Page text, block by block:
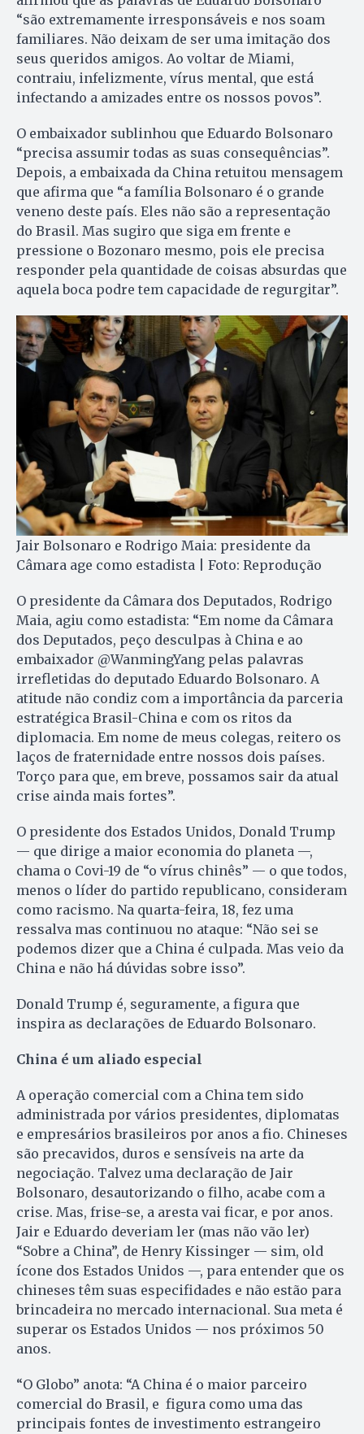
“são extremamente irresponsáveis e nos soam
familiares. Não deixam de ser uma imitação dos
seus queridos amigos. Ao voltar de Miami,
contraiu, infelizmente, vírus mental, que está
infectando a amizades entre os nossos povos”.
O embaixador sublinhou que Eduardo Bolsonaro
“precisa assumir todas as suas consequências”.
Depois, a embaixada da China retuitou mensagem
que afirma que “a família Bolsonaro é o grande
veneno deste país. Eles não são a representação
do Brasil. Mas sugiro que siga em frente e
pressione o Bozonaro mesmo, pois ele precisa
responder pela quantidade de coisas absurdas que
aquela boca podre tem capacidade de regurgitar”.
Jair Bolsonaro e Rodrigo Maia: presidente da
Câmara age como estadista | Foto: Reprodução
O presidente da Câmara dos Deputados, Rodrigo
Maia, agiu como estadista: “Em nome da Câmara
dos Deputados, peço desculpas à China e ao
embaixador @WanmingYang pelas palavras
irrefletidas do deputado Eduardo Bolsonaro. A
atitude não condiz com a importância da parceria
estratégica Brasil-China e com os ritos da
diplomacia. Em nome de meus colegas, reitero os
laços de fraternidade entre nossos dois países.
Torço para que, em breve, possamos sair da atual
crise ainda mais fortes”.
O presidente dos Estados Unidos, Donald Trump
— que dirige a maior economia do planeta —,
chama o Covi-19 de “o vírus chinês” — o que todos,
menos o líder do partido republicano, consideram
como racismo. Na quarta-feira, 18, fez uma
ressalva mas continuou no ataque: “Não sei se
podemos dizer que a China é culpada. Mas veio da
China e não há dúvidas sobre isso”.
Donald Trump é, seguramente, a figura que
inspira as declarações de Eduardo Bolsonaro.
China é um aliado especial
A operação comercial com a China tem sido
administrada por vários presidentes, diplomatas
e empresários brasileiros por anos a fio. Chineses
são precavidos, duros e sensíveis na arte da
negociação. Talvez uma declaração de Jair
Bolsonaro, desautorizando o filho, acabe com a
crise. Mas, frise-se, a aresta vai ficar, e por anos.
Jair e Eduardo deveriam ler (mas não vão ler)
“Sobre a China”, de Henry Kissinger — sim, old
ícone dos Estados Unidos —, para entender que os
chineses têm suas especifidades e não estão para
brincadeira no mercado internacional. Sua meta é
superar os Estados Unidos — nos próximos 50
anos.
“O Globo” anota: “A China é o maior parceiro
comercial do Brasil, e figura como uma das
principais fontes de investimento estrangeiro